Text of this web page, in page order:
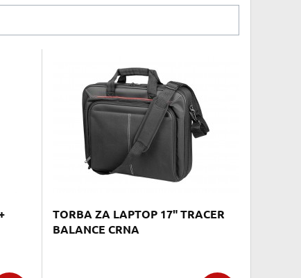
TORBA ZA LAPTOP 17" TRACER
BALANCE CRNA